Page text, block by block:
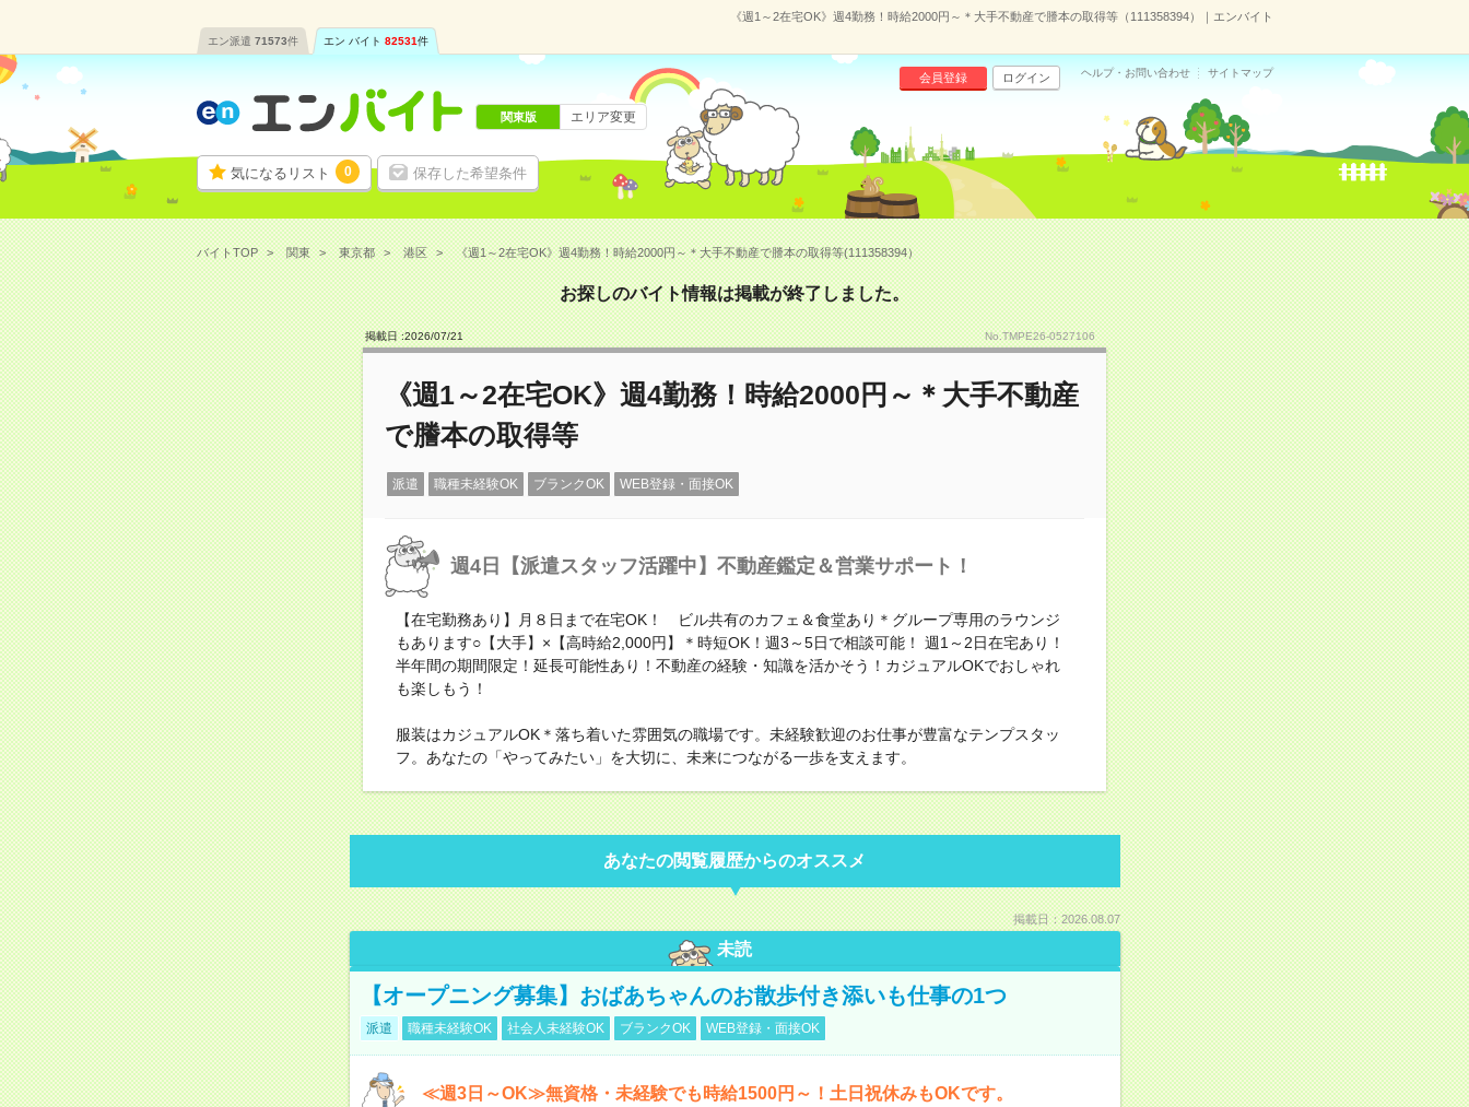
《週1～2在宅OK》週4勤務！時給2000円～＊大手不動産で謄本の取得等（111358394）｜エンバイト
エン派遣 71573件 エン バイト 82531件
気になるリスト 0 保存した希望条件
会員登録 ログイン ヘルプ・お問い合わせ サイトマップ
関東版 エリア変更
バイトTOP 関東 東京都 港区 《週1～2在宅OK》週4勤務！時給2000円～＊大手不動産で謄本の取得等(111358394）
お探しのバイト情報は掲載が終了しました。
掲載日 :2026/07/21 No.TMPE26-0527106
《週1～2在宅OK》週4勤務！時給2000円～＊大手不動産
で謄本の取得等
派遣 職種未経験OK ブランクOK WEB登録・面接OK
週4日【派遣スタッフ活躍中】不動産鑑定＆営業サポート！
【在宅勤務あり】月８日まで在宅OK！ ビル共有のカフェ＆食堂あり＊グループ専用のラウンジ
もあります○【大手】×【高時給2,000円】＊時短OK！週3～5日で相談可能！ 週1～2日在宅あり！
半年間の期間限定！延長可能性あり！不動産の経験・知識を活かそう！カジュアルOKでおしゃれ
も楽しもう！
服装はカジュアルOK＊落ち着いた雰囲気の職場です。未経験歓迎のお仕事が豊富なテンプスタッ
フ。あなたの「やってみたい」を大切に、未来につながる一歩を支えます。
あなたの閲覧履歴からのオススメ
掲載日：2026.08.07
未読
【オープニング募集】おばあちゃんのお散歩付き添いも仕事の1つ
派遣 職種未経験OK 社会人未経験OK ブランクOK WEB登録・面接OK
≪週3日～OK≫無資格・未経験でも時給1500円～！土日祝休みもOKです。